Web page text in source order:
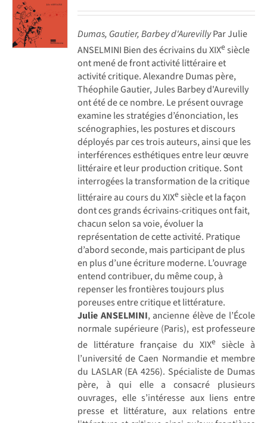
Dumas, Gautier, Barbey d'AurevillyPar Julie
ANSELMINI Bien des écrivains du XIXe siècle
ont mené de front activité littéraire et
activité critique. Alexandre Dumas père,
Théophile Gautier, Jules Barbey d'Aurevilly
ont été de ce nombre. Le présent ouvrage
examine les stratégies d’énonciation, les
scénographies, les postures et discours
déployés par ces trois auteurs, ainsi que les
interférences esthétiques entre leur œuvre
littéraire et leur production critique. Sont
interrogées la transformation de la critique
littéraire au cours du XIXe siècle et la façon
dont ces grands écrivains-critiques ont fait,
chacun selon sa voie, évoluer la
représentation de cette activité. Pratique
d’abord seconde, mais participant de plus
en plus d’une écriture moderne. L’ouvrage
entend contribuer, du même coup, à
repenser les frontières toujours plus
poreuses entre critique et littérature.
Julie ANSELMINI, ancienne élève de l’École
normale supérieure (Paris), est professeure
de littérature française du XIXe siècle à
l’université de Caen Normandie et membre
du LASLAR (EA 4256). Spécialiste de Dumas
père, à qui elle a consacré plusieurs
ouvrages, elle s’intéresse aux liens entre
presse et littérature, aux relations entre